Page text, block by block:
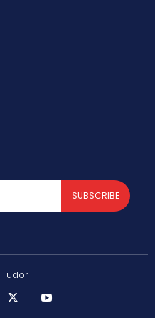
SUBSCRIBE